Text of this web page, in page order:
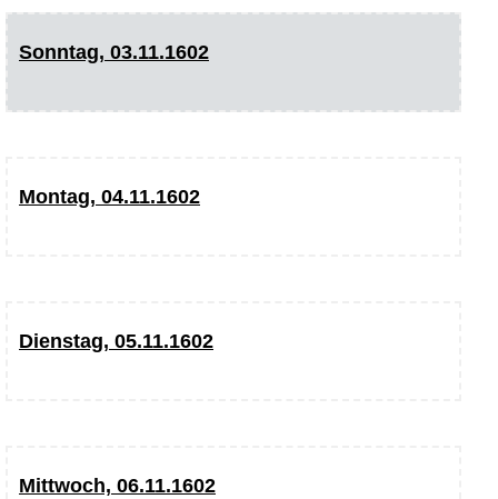
Sonntag, 03.11.1602
Montag, 04.11.1602
Dienstag, 05.11.1602
Mittwoch, 06.11.1602